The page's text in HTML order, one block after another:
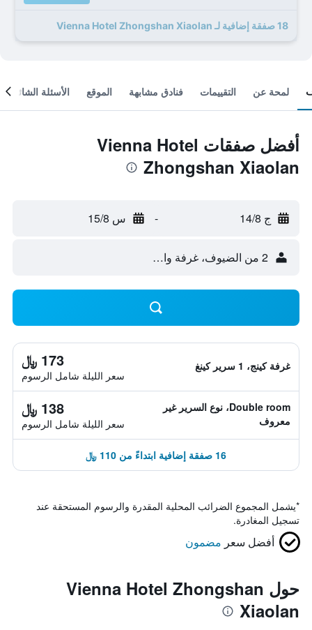
18 صفقة إضافية لـ Vienna Hotel Zhongshan Xiaolan
لمحة عن التقييمات فنادق مشابهة الموقع الأسئلة الشائعة
أفضل صفقات Vienna Hotel
Zhongshan Xiaolan
ج 14/8 - س 15/8
2 من الضيوف، غرفة واحدة
غرفة كينج، 1 سرير كينغ 173 ﷼
سعر الليلة شامل الرسوم
Double room، نوع السرير غير
معروف
138 ﷼
سعر الليلة شامل الرسوم
16 صفقة إضافية ابتداءً من 110 ﷼
*يشمل المجموع الضرائب المحلية المقدرة والرسوم المستحقة عند
تسجيل المغادرة.
أفضل سعر مضمون
حول Vienna Hotel Zhongshan
Xiaolan